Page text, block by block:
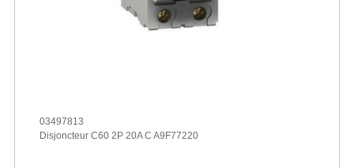
03497813
Disjoncteur C60 2P 20A C A9F77220